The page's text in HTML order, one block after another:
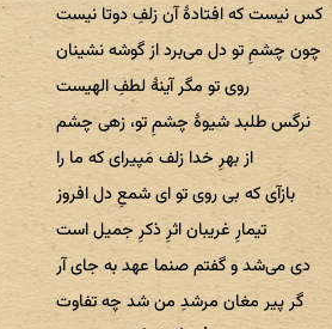
کس نیست که افتادهٔ آن زلفِ دوتا نیست
چون چشمِ تو دل می‌برد از گوشه نشینان
روی تو مگر آینهٔ لطفِ الهیست
نرگس طلبد شیوهٔ چشمِ تو، زهی چشم
از بهرِ خدا زلف مَپیرای که ما را
بازآی که بی روی تو ای شمعِ دل افروز
تیمارِ غریبان اثرِ ذکرِ جمیل است
دی می‌شد و گفتم صنما عهد به جای آر
گر پیر مغان مرشدِ من شد چه تفاوت